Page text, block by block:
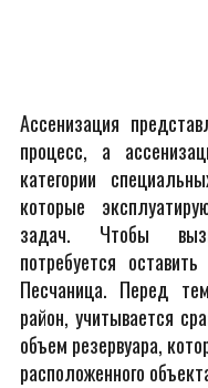
Ассенизация
процесс, а
категории
которые
задач. Чтобы
потребуется
Песчаница. Перед
район, учитывается
объем резервуара,
расположенного